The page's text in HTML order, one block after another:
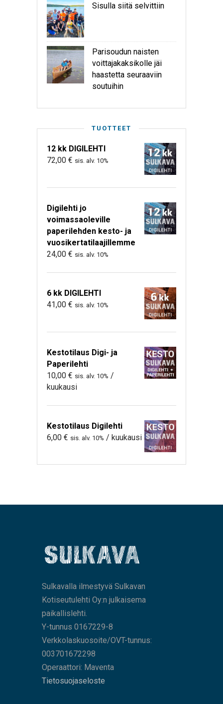
Sisulla siitä selvittiin
Parisoudun naisten
voittajakaksikolle jäi
haastetta seuraaviin
soutuihin
TUOTTEET
12 kk DIGILEHTI
72,00 € sis. alv. 10%
Digilehti jo
voimassaoleville
paperilehden kesto- ja
vuosikertatilaajillemme
24,00 € sis. alv. 10%
6 kk DIGILEHTI
41,00 € sis. alv. 10%
Kestotilaus Digi- ja
Paperilehti
10,00 € sis. alv. 10% /
kuukausi
Kestotilaus Digilehti
6,00 € sis. alv. 10% / kuukausi
Sulkavalla ilmestyvä Sulkavan
Kotiseutulehti Oy:n julkaisema
paikallislehti.
Y-tunnus 0167229-8
Verkkolaskuosoite/OVT-tunnus:
003701672298
Operaattori: Maventa
Tietosuojaseloste